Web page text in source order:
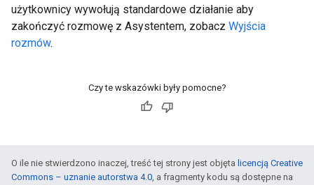
użytkownicy wywołują standardowe działanie aby
zakończyć rozmowę z Asystentem, zobacz Wyjścia
rozmów.
Czy te wskazówki były pomocne?
O ile nie stwierdzono inaczej, treść tej strony jest objęta licencją Creative
Commons – uznanie autorstwa 4.0, a fragmenty kodu są dostępne na